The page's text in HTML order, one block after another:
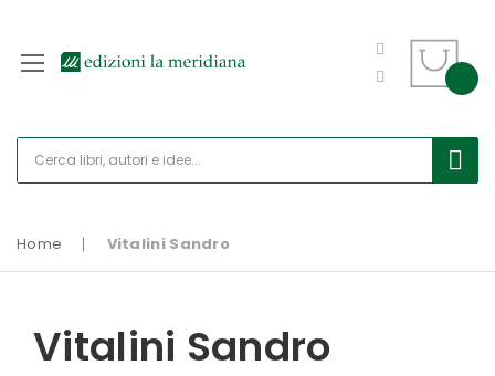
Home Vitalini Sandro
Vitalini Sandro